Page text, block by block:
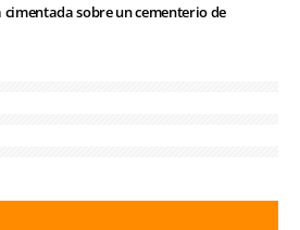
sobre un cementerio de